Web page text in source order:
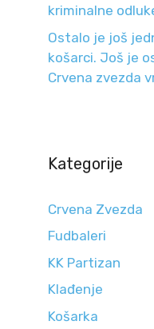
kriminalne
Ostalo je još
košarci. Još je
Crvena zvezda
Kategorije
Crvena Zvezda
Fudbaleri
KK Partizan
Klađenje
Košarka